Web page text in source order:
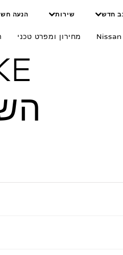
חדש שירות הנעה
מחירון ומפרט טכני